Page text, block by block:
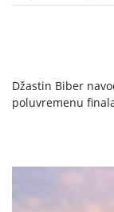
Džastin Biber
poluvremenu